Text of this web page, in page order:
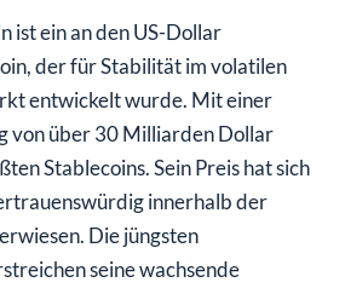
ist ein an den US-Dollar
der für Stabilität im volatilen
entwickelt wurde. Mit einer
von über 30 Milliarden Dollar
Stablecoins. Sein Preis hat sich
innerhalb der
Die jüngsten
seine wachsende